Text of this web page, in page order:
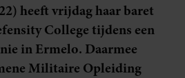
heeft vrijdag haar baret
College tijdens een
in Ermelo. Daarmee
Militaire Opleiding